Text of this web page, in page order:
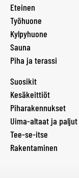
Eteinen
Työhuone
Kylpyhuone
Sauna
Piha ja terassi
Suosikit
Kesäkeittiöt
Piharakennukset
Uima-altaat ja paljut
Tee-se-itse
Rakentaminen